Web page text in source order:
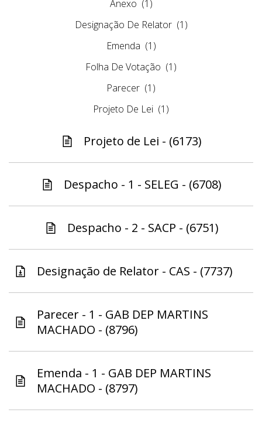
Anexo (1)
Designação De Relator (1)
Emenda (1)
Folha De Votação (1)
Parecer (1)
Projeto De Lei (1)
Projeto de Lei - (6173)
Despacho - 1 - SELEG - (6708)
Despacho - 2 - SACP - (6751)
Designação de Relator - CAS - (7737)
Parecer - 1 - GAB DEP MARTINS
MACHADO - (8796)
Emenda - 1 - GAB DEP MARTINS
MACHADO - (8797)